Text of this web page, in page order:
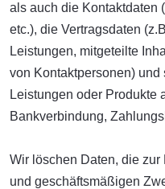
als auch die Kontaktdaten
etc.), die Vertragsdaten
Leistungen, mitgeteilte
von Kontaktpersonen)
Leistungen oder Produkte
Bankverbindung,
Wir löschen Daten, die
und geschäftsmäßigen